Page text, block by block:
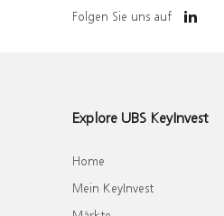
Folgen Sie uns auf
Explore UBS KeyInvest
Home
Mein KeyInvest